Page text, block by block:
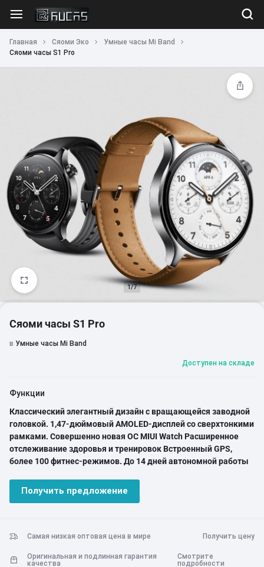
Главная Сяоми Эко
Умные часы Mi Band
Сяоми часы S1 Pro
1/7
Сяоми часы S1 Pro
в Умные часы Mi Band
Доступен на складе
Функции
Классический элегантный дизайн с вращающейся заводной
головкой. 1,47-дюймовый AMOLED-дисплей со сверхтонкими
рамками. Совершенно новая ОС MIUI WatchРасширенное
отслеживание здоровья и тренировокВстроенный GPS,
более 100 фитнес-режимов. До 14 дней автономной работы
Получить предложение
Самая низкая оптовая цена в мире Получить цену
Оригинальная и подлинная гарантия
качества
Смотрите
подробности